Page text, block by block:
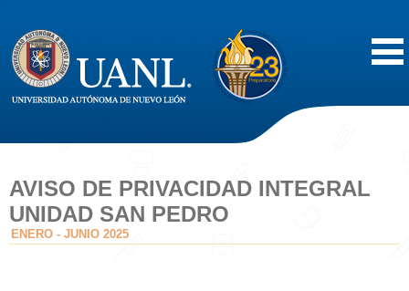
Acerca de
Oferta Educativa
AVISO DE PRIVACIDAD INTEGRAL
UNIDAD SAN PEDRO
ENERO - JUNIO 2025